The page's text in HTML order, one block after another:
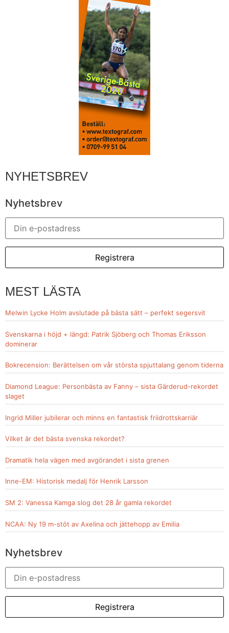
NYHETSBREV
Nyhetsbrev
MEST LÄSTA
Melwin Lycke Holm avslutade på bästa sätt – perfekt segersvit
Svenskarna i höjd + längd: Patrik Sjöberg och Thomas Eriksson
dominerar
Bokrecension: Berättelsen om vår största spjuttalang genom tiderna
Diamond League: Personbästa av Fanny – sista Gärderud-rekordet
slaget
Ingrid Miller jubilerar och minns en fantastisk friidrottskarriär
Vilket är det bästa svenska rekordet?
Dramatik hela vägen med avgörandet i sista grenen
Inne-EM: Historisk medalj för Henrik Larsson
SM 2: Vanessa Kamga slog det 28 år gamla rekordet
NCAA: Ny 19 m-stöt av Axelina och jättehopp av Emilia
Nyhetsbrev